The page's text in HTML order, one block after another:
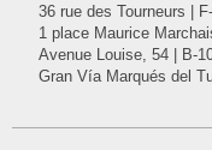
36 rue des Tourneurs |
1 place Maurice
Avenue Louise, 54 | B-
Gran Vía Marqués del